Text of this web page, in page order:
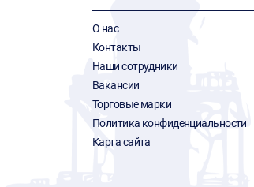
О нас
Контакты
Наши сотрудники
Вакансии
Торговые марки
Политика конфиденциальности
Карта сайта